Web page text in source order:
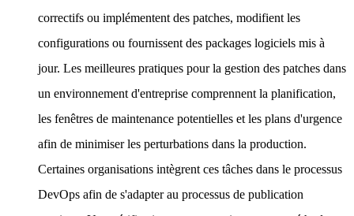
correctifs ou implémentent des patches, modifient les
configurations ou fournissent des packages logiciels mis à
jour. Les meilleures pratiques pour la gestion des patches dans
un environnement d'entreprise comprennent la planification,
les fenêtres de maintenance potentielles et les plans d'urgence
afin de minimiser les perturbations dans la production.
Certaines organisations intègrent ces tâches dans le processus
DevOps afin de s'adapter au processus de publication